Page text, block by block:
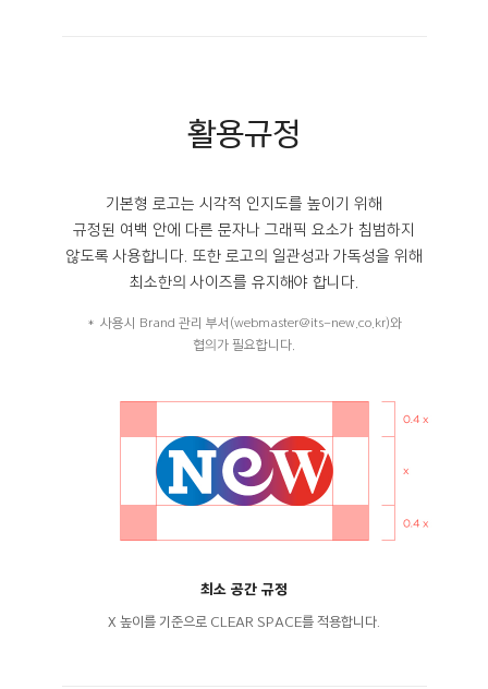
활용규정
기본형 로고는 시각적 인지도를 높이기 위해
규정된 여백 안에 다른 문자나 그래픽 요소가 침범하지
않도록 사용합니다. 또한 로고의 일관성과 가독성을 위해
최소한의 사이즈를 유지해야 합니다.
사용시 Brand 관리 부서(webmaster@its-new.co.kr)와
협의가 필요합니다.
최소 공간 규정
X 높이를 기준으로 CLEAR SPACE를 적용합니다.